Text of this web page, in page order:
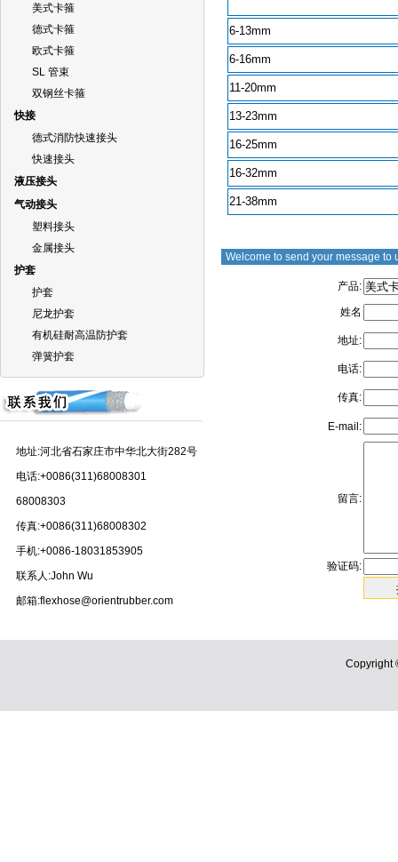
美式卡箍
德式卡箍
欧式卡箍
SL 管束
双钢丝卡箍
快接
德式消防快速接头
快速接头
液压接头
气动接头
塑料接头
金属接头
护套
护套
尼龙护套
有机硅耐高温防护套
弹簧护套
地址:河北省石家庄市中华北大街282号
电话:+0086(311)68008301
68008303
传真:+0086(311)68008302
手机:+0086-18031853905
联系人:John Wu
邮箱:flexhose@orientrubber.com
6-13mm
6-16mm
11-20mm
13-23mm
16-25mm
16-32mm
21-38mm
Welcome to send your message to
产品:
姓名
地址:
电话:
传真:
E-mail:
留言:
验证码:
Copyright